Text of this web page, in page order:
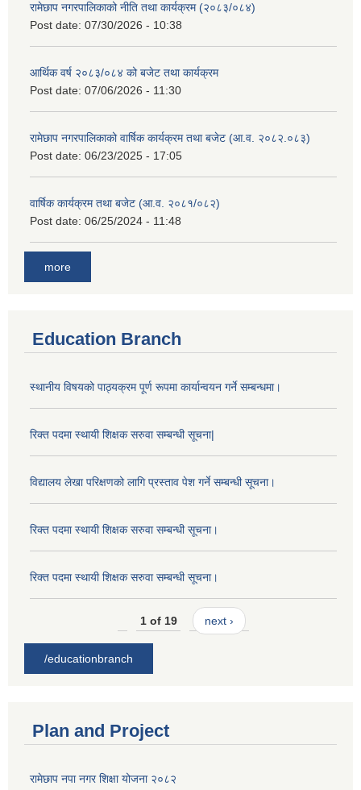
रामेछाप नगरपालिकाको नीति तथा कार्यक्रम (२०८३/०८४)
Post date: 07/30/2026 - 10:38
आर्थिक वर्ष २०८३/०८४ को बजेट तथा कार्यक्रम
Post date: 07/06/2026 - 11:30
रामेछाप नगरपालिकाको वार्षिक कार्यक्रम तथा बजेट (आ.व. २०८२.०८३)
Post date: 06/23/2025 - 17:05
वार्षिक कार्यक्रम तथा बजेट (आ.व. २०८१/०८२)
Post date: 06/25/2024 - 11:48
more
Education Branch
स्थानीय विषयको पाठ्यक्रम पूर्ण रूपमा कार्यान्वयन गर्ने सम्बन्धमा।
रिक्त पदमा स्थायी शिक्षक सरुवा सम्बन्धी सूचना|
विद्यालय लेखा परिक्षणको लागि प्रस्ताव पेश गर्ने सम्बन्धी सूचना।
रिक्त पदमा स्थायी शिक्षक सरुवा सम्बन्धी सूचना।
रिक्त पदमा स्थायी शिक्षक सरुवा सम्बन्धी सूचना।
1 of 19 next ›
/educationbranch
Plan and Project
रामेछाप नपा नगर शिक्षा योजना २०८२